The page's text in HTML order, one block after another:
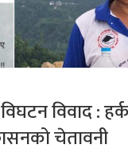
विवाद :
चेतावनी